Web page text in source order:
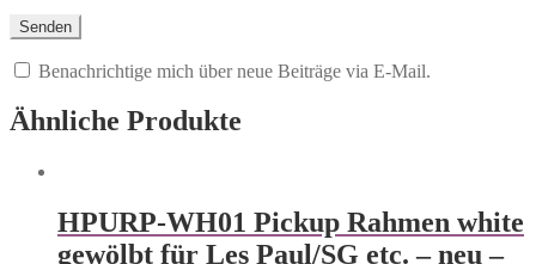
Benachrichtige mich über neue Beiträge via E-Mail.
Ähnliche Produkte
HPURP-WH01 Pickup Rahmen white
gewölbt für Les Paul/SG etc. – neu –